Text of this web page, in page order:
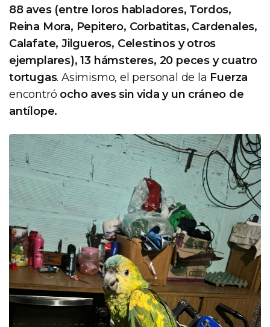
88 aves (entre loros habladores, Tordos,
Reina Mora, Pepitero, Corbatitas, Cardenales,
Calafate, Jilgueros, Celestinos y otros
ejemplares), 13 hámsteres, 20 peces y cuatro
tortugas. Asimismo, el personal de la Fuerza
encontró ocho aves sin vida y un cráneo de
antílope.